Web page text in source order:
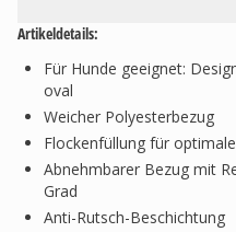
Artikeldetails:
Für Hunde geeignet:
oval
Weicher Polyesterbezug
Flockenfüllung für
Abnehmbarer Bezug mit
Grad
Anti-Rutsch-Beschichtung